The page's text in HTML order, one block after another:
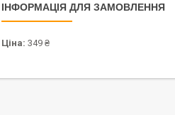
ІНФОРМАЦІЯ ДЛЯ ЗАМОВЛЕННЯ
Ціна: 349 ₴